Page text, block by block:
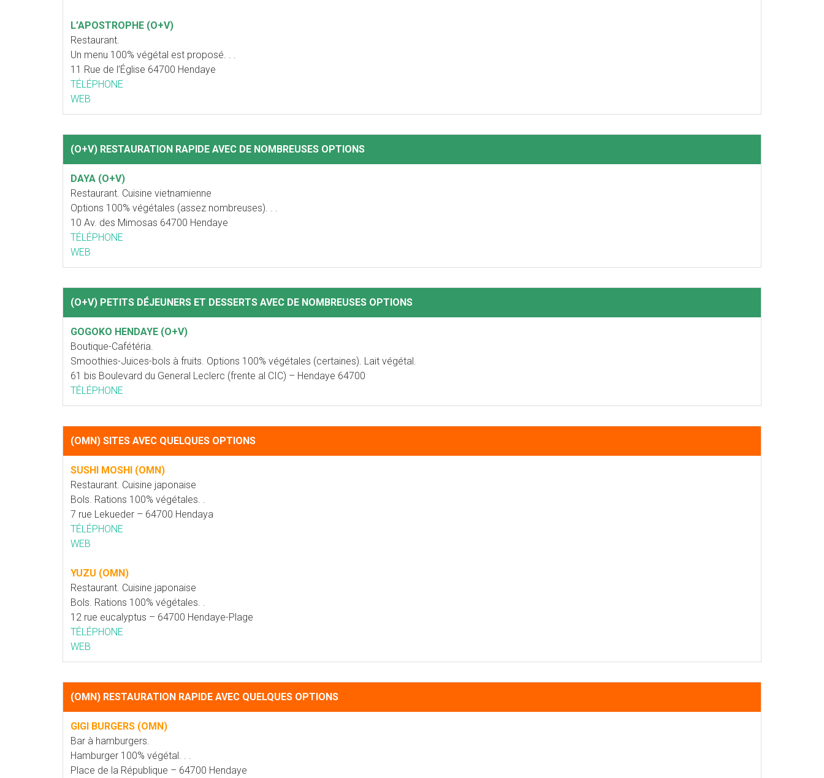
L’APOSTROPHE (O+V)
Restaurant.
Un menu 100% végétal est proposé. . .
11 Rue de l’Église 64700 Hendaye
TÉLÉPHONE
WEB
(O+V) RESTAURATION RAPIDE AVEC DE NOMBREUSES OPTIONS
DAYA (O+V)
Restaurant. Cuisine vietnamienne
Options 100% végétales (assez nombreuses). . .
10 Av. des Mimosas 64700 Hendaye
TÉLÉPHONE
WEB
(O+V) PETITS DÉJEUNERS ET DESSERTS AVEC DE NOMBREUSES OPTIONS
GOGOKO HENDAYE (O+V)
Boutique-Cafétéria.
Smoothies-Juices-bols à fruits. Options 100% végétales (certaines). Lait végétal.
61 bis Boulevard du General Leclerc (frente al CIC) – Hendaye 64700
TÉLÉPHONE
(OMN) SITES AVEC QUELQUES OPTIONS
SUSHI MOSHI (OMN)
Restaurant. Cuisine japonaise
Bols. Rations 100% végétales. .
7 rue Lekueder – 64700 Hendaya
TÉLÉPHONE
WEB
YUZU (OMN)
Restaurant. Cuisine japonaise
Bols. Rations 100% végétales. .
12 rue eucalyptus – 64700 Hendaye-Plage
TÉLÉPHONE
WEB
(OMN) RESTAURATION RAPIDE AVEC QUELQUES OPTIONS
GIGI BURGERS (OMN)
Bar à hamburgers.
Hamburger 100% végétal. . .
Place de la République – 64700 Hendaye